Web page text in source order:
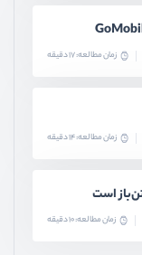
زمان مطالعه: 17 دقیقه
زمان مطالعه: 14 دقیقه
زمان مطالعه: 10 دقیقه